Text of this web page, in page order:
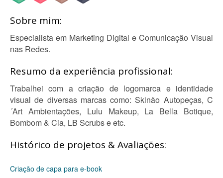
Sobre mim:
Especialista em Marketing Digital e Comunicação Visual
nas Redes.
Resumo da experiência profissional:
Trabalhei com a criação de logomarca e identidade
visual de diversas marcas como: Skinão Autopeças, C
´Art Ambientações, Lulu Makeup, La Bella Botique,
Bombom & Cia, LB Scrubs e etc.
Histórico de projetos & Avaliações:
Criação de capa para e-book